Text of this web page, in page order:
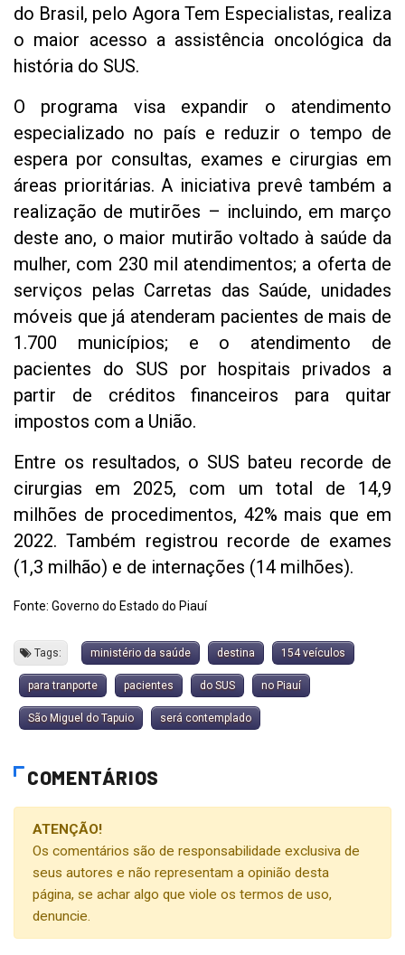
do Brasil, pelo Agora Tem Especialistas, realiza
o maior acesso a assistência oncológica da
história do SUS.
O programa visa expandir o atendimento
especializado no país e reduzir o tempo de
espera por consultas, exames e cirurgias em
áreas prioritárias. A iniciativa prevê também a
realização de mutirões – incluindo, em março
deste ano, o maior mutirão voltado à saúde da
mulher, com 230 mil atendimentos; a oferta de
serviços pelas Carretas das Saúde, unidades
móveis que já atenderam pacientes de mais de
1.700 municípios; e o atendimento de
pacientes do SUS por hospitais privados a
partir de créditos financeiros para quitar
impostos com a União.
Entre os resultados, o SUS bateu recorde de
cirurgias em 2025, com um total de 14,9
milhões de procedimentos, 42% mais que em
2022. Também registrou recorde de exames
(1,3 milhão) e de internações (14 milhões).
Fonte: Governo do Estado do Piauí
Tags: ministério da saúde destina 154 veículos
para tranporte pacientes do SUS no Piauí
São Miguel do Tapuio será contemplado
COMENTÁRIOS
ATENÇÃO!
Os comentários são de responsabilidade exclusiva de
seus autores e não representam a opinião desta
página, se achar algo que viole os termos de uso,
denuncie.